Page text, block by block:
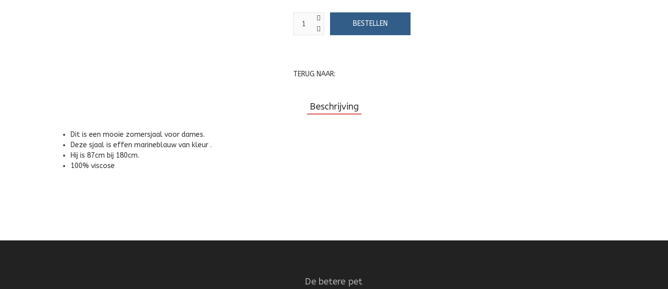
TERUG NAAR:
Beschrijving
Dit is een mooie zomersjaal voor dames.
Deze sjaal is effen marineblauw van kleur .
Hij is 87cm bij 180cm.
100% viscose
De betere pet